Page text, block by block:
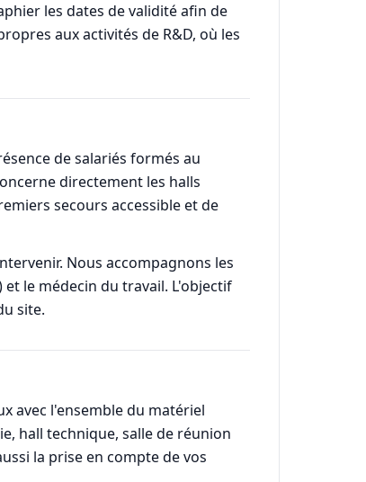
les dates de validité afin de
aux activités de R&D, où les
de salariés formés au
directement les halls
secours accessible et de
Nous accompagnons les
le médecin du travail. L'objectif
site.
avec l'ensemble du matériel
hall technique, salle de réunion
la prise en compte de vos